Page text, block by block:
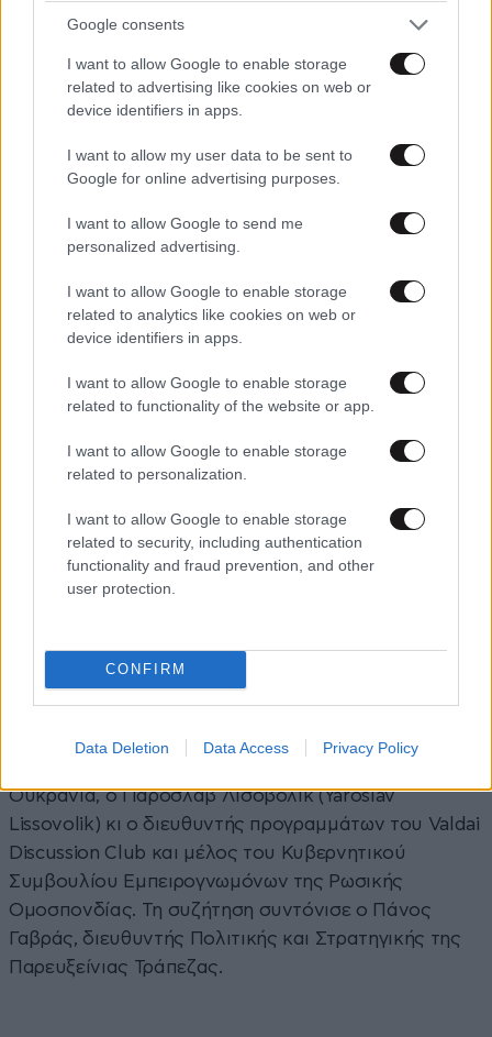
Google consents
I want to allow Google to enable storage
related to advertising like cookies on web or
device identifiers in apps.
I want to allow my user data to be sent to
Google for online advertising purposes.
I want to allow Google to send me
personalized advertising.
I want to allow Google to enable storage
related to analytics like cookies on web or
device identifiers in apps.
I want to allow Google to enable storage
related to functionality of the website or app.
I want to allow Google to enable storage
related to personalization.
I want to allow Google to enable storage
related to security, including authentication
functionality and fraud prevention, and other
user protection.
CONFIRM
Data Deletion Data Access Privacy Policy
προβλήματα στην οικονομία. Στη διάρκειά τους,
βλέπουμε πολύ καλύτερα τα δομικά προβλήματα
των οικονομιών και καθώς αντιμετωπίζουμε την
τρέχουσα κατάσταση, είναι ευκαιρία να αναλύσουμε
ποια είναι τα πιο ευάλωτα σημεία τους, οι πιο
ευάλωτες γωνίες. Ίσως δεν είναι η εποχή για την
αλλά μπορούμε να δούμε με μεγαλύτερη ενάργεια
ό,τι θα μας βοηθήσει στο μέλλον. Οι κρίσεις ποτέ δεν
είναι επιθυμητές, αλλά συμβαίνουν, οπότε πρέπει να
διασφαλίζουμε ότι μαθαίνουμε τα μαθήματα που
έχουν να μας δώσουν» επισήμανε, ενώ παρουσίασε
και τα μέτρα που έλαβε η γεωργιανή κυβέρνηση για
τη στήριξη της οικονομίας μετά το lockdown, όπως
φορολογικές “διακοπές” (tax holidays) στον κλάδο
του τουρισμού και η δρομολόγηση ειδικών
προγραμμάτων στήριξης στους τομείς της γεωργίας
και των κατασκευών.
Εισαγωγικές τοποθετήσεις πραγματοποίησαν ακόμα
Ευξείνου Πόντου, Ντμίτρι Πάνκιν (Dmitry Pankin), η
Οργανισμού Οικονομικής Συνεργασίας Ευξείνου
Πόντου (ΟΣΕΠ), η Λένα Κοζάρνι (Lenna Koszarny),
Ουκρανία, ο Γιάροσλαβ Λισόβολικ (Yaroslav
Lissovolik) κι ο διευθυντής προγραμμάτων του Valdai
Discussion Club και μέλος του Κυβερνητικού
Συμβουλίου Εμπειρογνωμόνων της Ρωσικής
Ομοσπονδίας. Τη συζήτηση συντόνισε ο Πάνος
Γαβράς, διευθυντής Πολιτικής και Στρατηγικής της
Παρευξείνιας Τράπεζας.